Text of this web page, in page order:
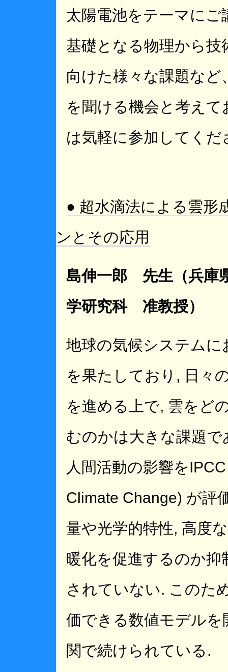
太陽電池をテーマに
基礎となる物理から技
向けた様々な課題な
を聞ける機会と考え
は気軽に参加してくだ
● 超水滴法による雲形
ンとその応用
島伸一郎 先生（兵庫
学研究科 准教授）
地球の気候システム
を果たしており, 日々
を進める上で, 雲をど
むのかは大きな課題
人間活動の影響を
Climate Change) が評
量や光学的特性, 高度
暖化を促進するのか
されていない. このた
価できる数値モデル
関で続けられている.